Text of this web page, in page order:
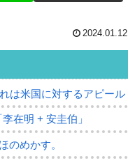
2024.01.12
は米国に対するアピール
在明 + 安圭伯」
のめかす。